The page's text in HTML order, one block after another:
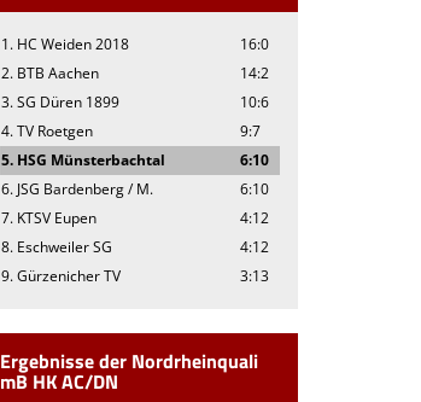
1. HC Weiden 2018
16:0
2. BTB Aachen
14:2
3. SG Düren 1899
10:6
4. TV Roetgen
9:7
5. HSG Münsterbachtal
6:10
6. JSG Bardenberg / M.
6:10
7. KTSV Eupen
4:12
8. Eschweiler SG
4:12
9. Gürzenicher TV
3:13
Ergebnisse der Nordrheinquali
mB HK AC/DN